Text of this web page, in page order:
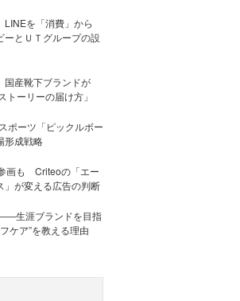
を「消費」から
ーとＵＴグループの設
国産靴下ブランドが
ーリーの届け方」
ポーツ「ピックルボー
形成戦略
画も Criteoの「エー
」が変える広告の判断
生涯ブランドを目指
ケア”を教える理由